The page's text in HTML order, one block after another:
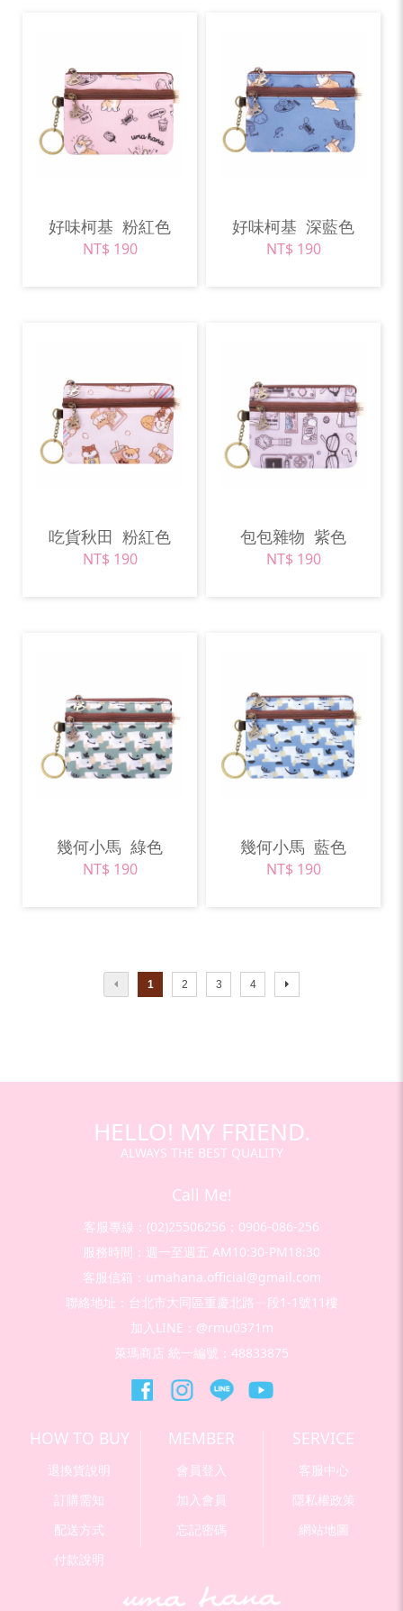
好味柯基 粉紅色
NT$ 190
好味柯基 深藍色
NT$ 190
吃貨秋田 粉紅色
NT$ 190
包包雜物 紫色
NT$ 190
幾何小馬 綠色
NT$ 190
幾何小馬 藍色
NT$ 190
1 2 3 4
HELLO! MY FRIEND.
ALWAYS THE BEST QUALITY
Call Me!
客服專線：(02)25506256；0906-086-256
服務時間：週一至週五 AM10:30-PM18:30
客服信箱：umahana.official@gmail.com
聯絡地址：台北市大同區重慶北路ㄧ段1-1號11樓
加入LINE：@rmu0371m
萊瑪商店 統一編號：48833875
HOW TO BUY
退換貨說明
訂購需知
配送方式
付款說明
MEMBER
會員登入
加入會員
忘記密碼
SERVICE
客服中心
隱私權政策
網站地圖